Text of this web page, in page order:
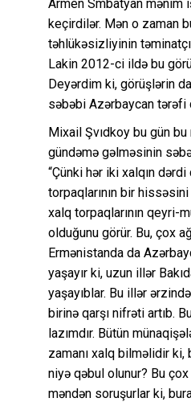
Armen Smbatyan mənim
keçirdilər. Mən o zaman
təhlükəsizliyinin
Lakin 2012-ci ildə bu
Deyərdim ki, görüşlərin
səbəbi Azərbaycan tərəfi
Mixail Şvıdkoy bu gün
gündəmə gəlməsinin
“Çünki hər iki xalqın
torpaqlarının bir
xalq torpaqlarının qeyri-
olduğunu görür. Bu, çox
Ermənistanda da
yaşayır ki, uzun illər
yaşayıblar. Bu illər
birinə qarşı nifrəti artıb.
lazımdır. Bütün
zamanı xalq bilməlidir ki,
niyə qəbul olunur? Bu
məndən soruşurlar ki,